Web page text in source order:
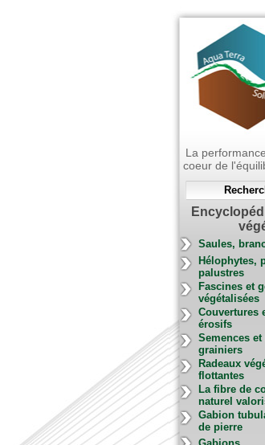
La
coeur de
Saules,
Hélophytes,
palustres
Fascines et
végétalisées
Couvertures
érosifs
Semences
grainiers
Radeaux
flottantes
La fibre de
naturel
Gabion
de pierre